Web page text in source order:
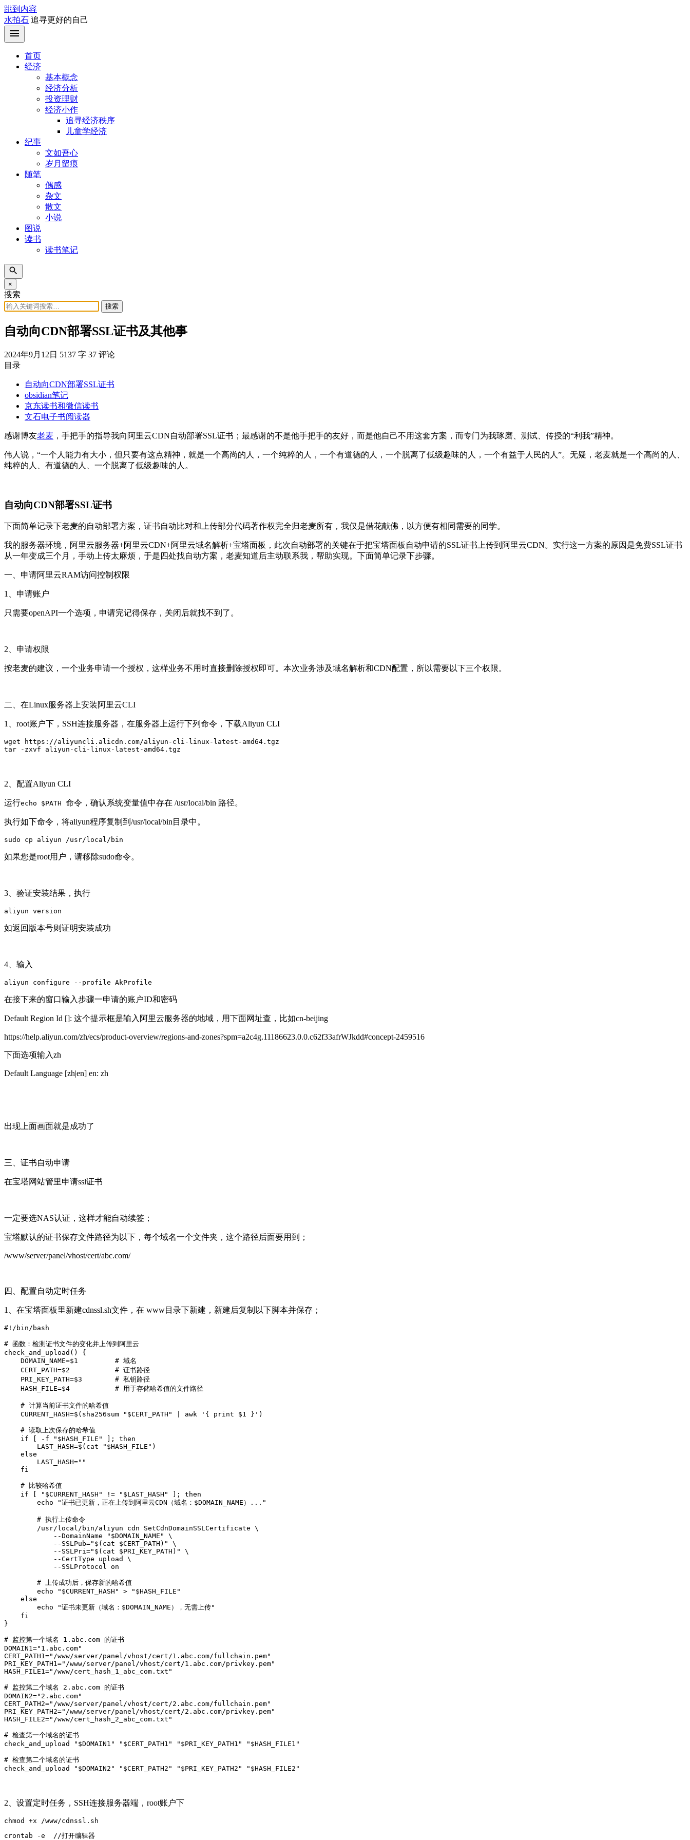
跳到内容
水拍石 追寻更好的自己
首页
经济
基本概念
经济分析
投资理财
经济小作
追寻经济秩序
儿童学经济
纪事
文如吾心
岁月留痕
随笔
偶感
杂文
散文
小说
图说
读书
读书笔记
×
搜索
搜索
自动向CDN部署SSL证书及其他事
2024年9月12日 5137 字 37 评论
目录
自动向CDN部署SSL证书
obsidian笔记
京东读书和微信读书
文石电子书阅读器
感谢博友老麦 ，手把手的指导我向阿里云CDN自动部署SSL证书；最感谢的不是他手把手的友好，而是他自己不用这套方案，而专门为我琢磨、测试、传授的“利我”精神。
伟人说，“一个人能力有大小，但只要有这点精神，就是一个高尚的人，一个纯粹的人，一个有道德的人，一个脱离了低级趣味的人，一个有益于人民的人”。无疑，老麦就是一个高尚的人、
纯粹的人、有道德的人、一个脱离了低级趣味的人。
自动向CDN部署SSL证书
下面简单记录下老麦的自动部署方案，证书自动比对和上传部分代码著作权完全归老麦所有，我仅是借花献佛，以方便有相同需要的同学。
我的服务器环境，阿里云服务器+阿里云CDN+阿里云域名解析+宝塔面板，此次自动部署的关键在于把宝塔面板自动申请的SSL证书上传到阿里云CDN。实行这一方案的原因是免费SSL证书
从一年变成三个月，手动上传太麻烦，于是四处找自动方案，老麦知道后主动联系我，帮助实现。下面简单记录下步骤。
一、申请阿里云RAM访问控制权限
1、申请账户
只需要openAPI一个选项，申请完记得保存，关闭后就找不到了。
2、申请权限
按老麦的建议，一个业务申请一个授权，这样业务不用时直接删除授权即可。本次业务涉及域名解析和CDN配置，所以需要以下三个权限。
二、在Linux服务器上安装阿里云CLI
1、root账户下，SSH连接服务器，在服务器上运行下列命令，下载Aliyun CLI
wget https://aliyuncli.alicdn.com/aliyun-cli-linux-latest-amd64.tgz
tar -zxvf aliyun-cli-linux-latest-amd64.tgz
2、配置Aliyun CLI
运行echo $PATH 命令，确认系统变量值中存在 /usr/local/bin 路径。
执行如下命令，将aliyun程序复制到/usr/local/bin目录中。
sudo cp aliyun /usr/local/bin
如果您是root用户，请移除sudo命令。
3、验证安装结果，执行
aliyun version
如返回版本号则证明安装成功
4、输入
aliyun configure --profile AkProfile
在接下来的窗口输入步骤一申请的账户ID和密码
Default Region Id []: 这个提示框是输入阿里云服务器的地域，用下面网址查，比如cn-beijing
https://help.aliyun.com/zh/ecs/product-overview/regions-and-zones?spm=a2c4g.11186623.0.0.c62f33afrWJkdd#concept-2459516
下面选项输入zh
Default Language [zh|en] en: zh
出现上面画面就是成功了
三、证书自动申请
在宝塔网站管里申请ssl证书
一定要选NAS认证，这样才能自动续签；
宝塔默认的证书保存文件路径为以下，每个域名一个文件夹，这个路径后面要用到；
/www/server/panel/vhost/cert/abc.com/
四、配置自动定时任务
1、在宝塔面板里新建cdnssl.sh文件，在 www目录下新建，新建后复制以下脚本并保存；
#!/bin/bash
# 函数：检测证书文件的变化并上传到阿里云
check_and_upload() {
    DOMAIN_NAME=$1         # 域名
    CERT_PATH=$2           # 证书路径
    PRI_KEY_PATH=$3        # 私钥路径
    HASH_FILE=$4           # 用于存储哈希值的文件路径
    # 计算当前证书文件的哈希值
    CURRENT_HASH=$(sha256sum "$CERT_PATH" | awk '{ print $1 }')
    # 读取上次保存的哈希值
    if [ -f "$HASH_FILE" ]; then
        LAST_HASH=$(cat "$HASH_FILE")
    else
        LAST_HASH=""
    fi
    # 比较哈希值
    if [ "$CURRENT_HASH" != "$LAST_HASH" ]; then
        echo "证书已更新，正在上传到阿里云CDN（域名：$DOMAIN_NAME）..."
        # 执行上传命令
        /usr/local/bin/aliyun cdn SetCdnDomainSSLCertificate \
            --DomainName "$DOMAIN_NAME" \
            --SSLPub="$(cat $CERT_PATH)" \
            --SSLPri="$(cat $PRI_KEY_PATH)" \
            --CertType upload \
            --SSLProtocol on
        # 上传成功后，保存新的哈希值
        echo "$CURRENT_HASH" > "$HASH_FILE"
    else
        echo "证书未更新（域名：$DOMAIN_NAME），无需上传"
    fi
}
# 监控第一个域名 1.abc.com 的证书
DOMAIN1="1.abc.com"
CERT_PATH1="/www/server/panel/vhost/cert/1.abc.com/fullchain.pem"
PRI_KEY_PATH1="/www/server/panel/vhost/cert/1.abc.com/privkey.pem"
HASH_FILE1="/www/cert_hash_1_abc_com.txt"
# 监控第二个域名 2.abc.com 的证书
DOMAIN2="2.abc.com"
CERT_PATH2="/www/server/panel/vhost/cert/2.abc.com/fullchain.pem"
PRI_KEY_PATH2="/www/server/panel/vhost/cert/2.abc.com/privkey.pem"
HASH_FILE2="/www/cert_hash_2_abc_com.txt"
# 检查第一个域名的证书
check_and_upload "$DOMAIN1" "$CERT_PATH1" "$PRI_KEY_PATH1" "$HASH_FILE1"
# 检查第二个域名的证书
check_and_upload "$DOMAIN2" "$CERT_PATH2" "$PRI_KEY_PATH2" "$HASH_FILE2"
2、设置定时任务，SSH连接服务器端，root账户下
chmod +x /www/cdnssl.sh
crontab -e  //打开编辑器